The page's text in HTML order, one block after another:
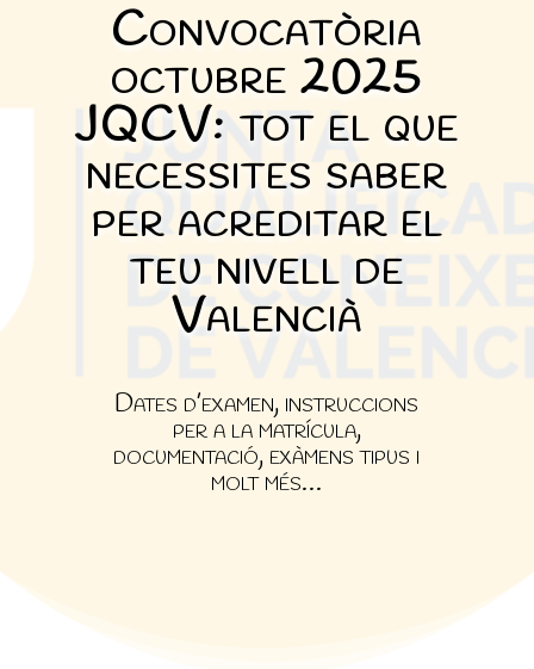
Convocatòria
octubre 2025
JQCV: tot el que
necessites saber
per acreditar el
teu nivell de
Valencià
Dates d’examen, instruccions
per a la matrícula,
documentació, exàmens tipus i
molt més…